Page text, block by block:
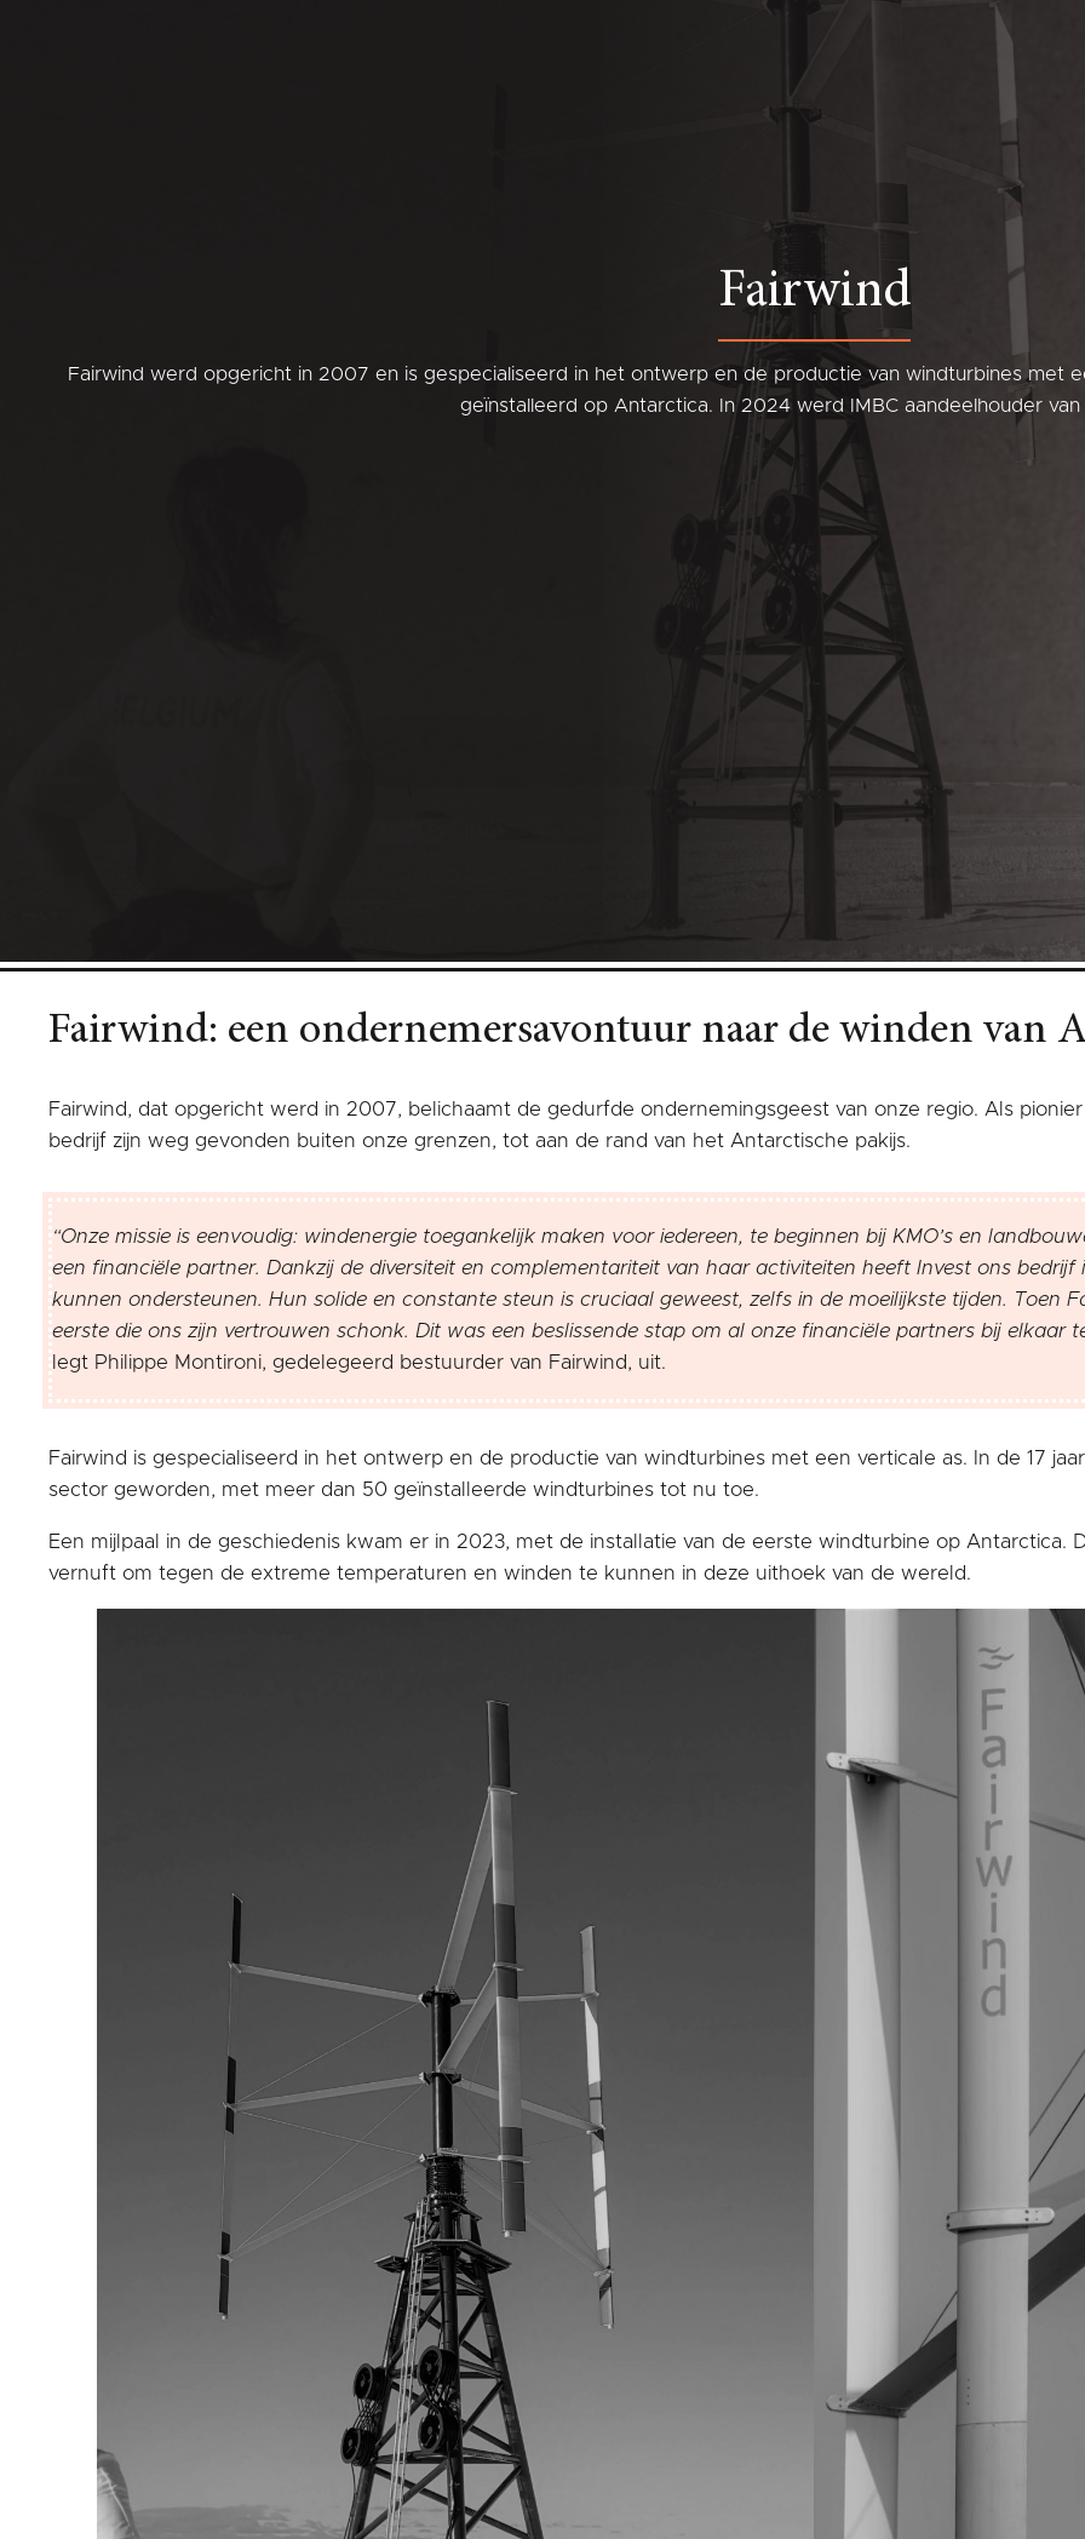
Fairwind
Fairwind werd opgericht in 2007 en is gespecialiseerd in het ontwerp en de productie van windturbines met
geïnstalleerd op Antarctica. In 2024 werd IMBC aandeelhouder van
Fairwind: een ondernemersavontuur naar de winden van
Fairwind, dat opgericht werd in 2007, belichaamt de gedurfde ondernemingsgeest van onze regio. Als
bedrijf zijn weg gevonden buiten onze grenzen, tot aan de rand van het Antarctische pakijs.
“Onze missie is eenvoudig: windenergie toegankelijk maken voor iedereen, te beginnen bij KMO’s en
een financiële partner. Dankzij de diversiteit en complementariteit van haar activiteiten heeft Invest ons
kunnen ondersteunen. Hun solide en constante steun is cruciaal geweest, zelfs in de moeilijkste tijden. Toen
eerste die ons zijn vertrouwen schonk. Dit was een beslissende stap om al onze financiële partners bij elkaar
legt Philippe Montironi, gedelegeerd bestuurder van Fairwind, uit.
Fairwind is gespecialiseerd in het ontwerp en de productie van windturbines met een verticale as. In de 17
sector geworden, met meer dan 50 geïnstalleerde windturbines tot nu toe.
Een mijlpaal in de geschiedenis kwam er in 2023, met de installatie van de eerste windturbine op Antarctica.
vernuft om tegen de extreme temperaturen en winden te kunnen in deze uithoek van de wereld.